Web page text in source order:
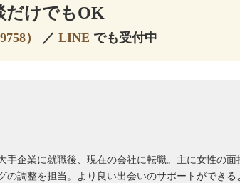
だけでもOK
） ／ LINE でも受付中
手企業に就職後、現在の会社に転職。主に女性の面
の調整を担当。より良い出会いのサポートができる